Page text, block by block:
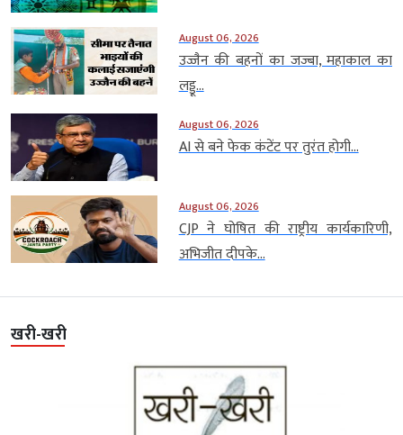
August 06, 2026
उज्जैन की बहनों का जज्बा, महाकाल का
लड्डू...
August 06, 2026
AI से बने फेक कंटेंट पर तुरंत होगी...
August 06, 2026
CJP ने घोषित की राष्ट्रीय कार्यकारिणी,
अभिजीत दीपके...
खरी-खरी